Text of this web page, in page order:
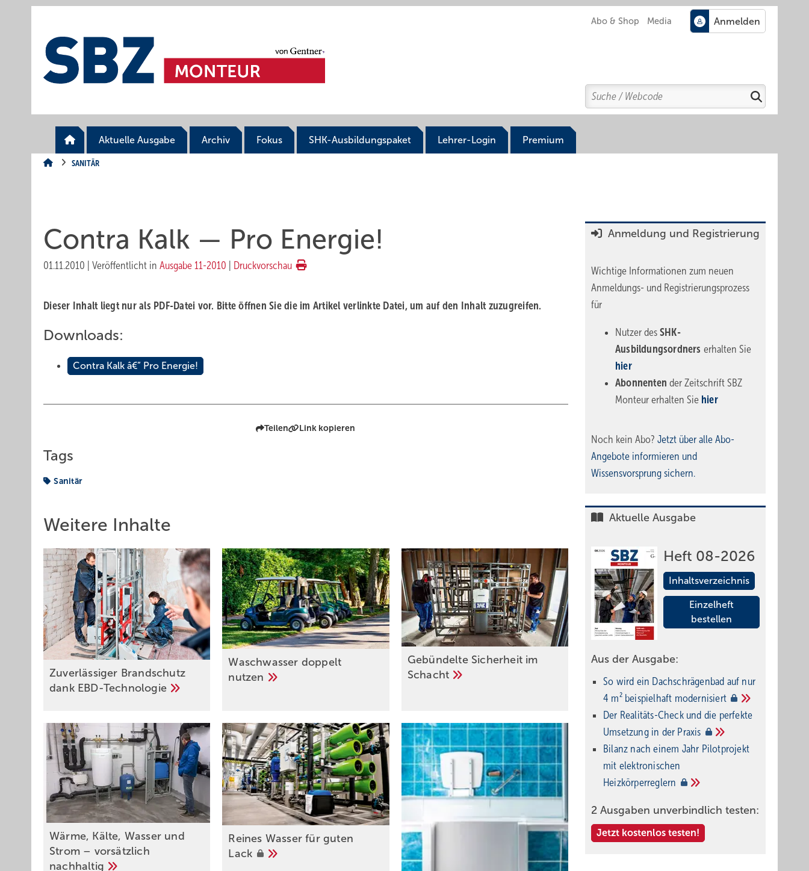
Abo & Shop Media
Search
Suchen
Aktuelle Ausgabe Archiv Fokus SHK-Ausbildungspaket Lehrer-Login Premium
SANITÄR
Contra Kalk — Pro Energie!
01.11.2010 Veröffentlicht in Ausgabe 11-2010 Druckvorschau
Dieser Inhalt liegt nur als PDF-Datei vor. Bitte öffnen Sie die im Artikel verlinkte Datei, um auf den Inhalt zuzugreifen.
Downloads:
Contra Kalk â€” Pro Energie!
Teilen Link kopieren
Tags
Sanitär
Weitere Inhalte
Zuverlässiger Brandschutz
dank EBD-Technologie
Waschwasser doppelt
nutzen
Gebündelte Sicherheit im
Schacht
Wärme, Kälte, Wasser und
Strom – vorsätzlich
nachhaltig
Reines Wasser für guten
Lack
Anmeldung und Registrierung
Wichtige Informationen zum neuen
Anmeldungs- und Registrierungsprozess
für
Nutzer des SHK-
Ausbildungsordners erhalten Sie
hier
Abonnentender Zeitschrift SBZ
Monteur erhalten Sie hier
Noch kein Abo? Jetzt über alle Abo-
Angebote informieren und
Wissensvorsprung sichern.
Aktuelle Ausgabe
Heft 08-2026
Inhaltsverzeichnis
Einzelheft
bestellen
Aus der Ausgabe:
So wird ein Dach­schrägenbad auf nur
4 m² beispielhaft modernisiert
Der Realitäts-Check und die perfekte
Umsetzung in der Praxis
Bilanz nach einem Jahr Pilotprojekt
mit elektronischen
Heizkörperreglern
2 Ausgaben unverbindlich testen:
Jetzt kostenlos testen!